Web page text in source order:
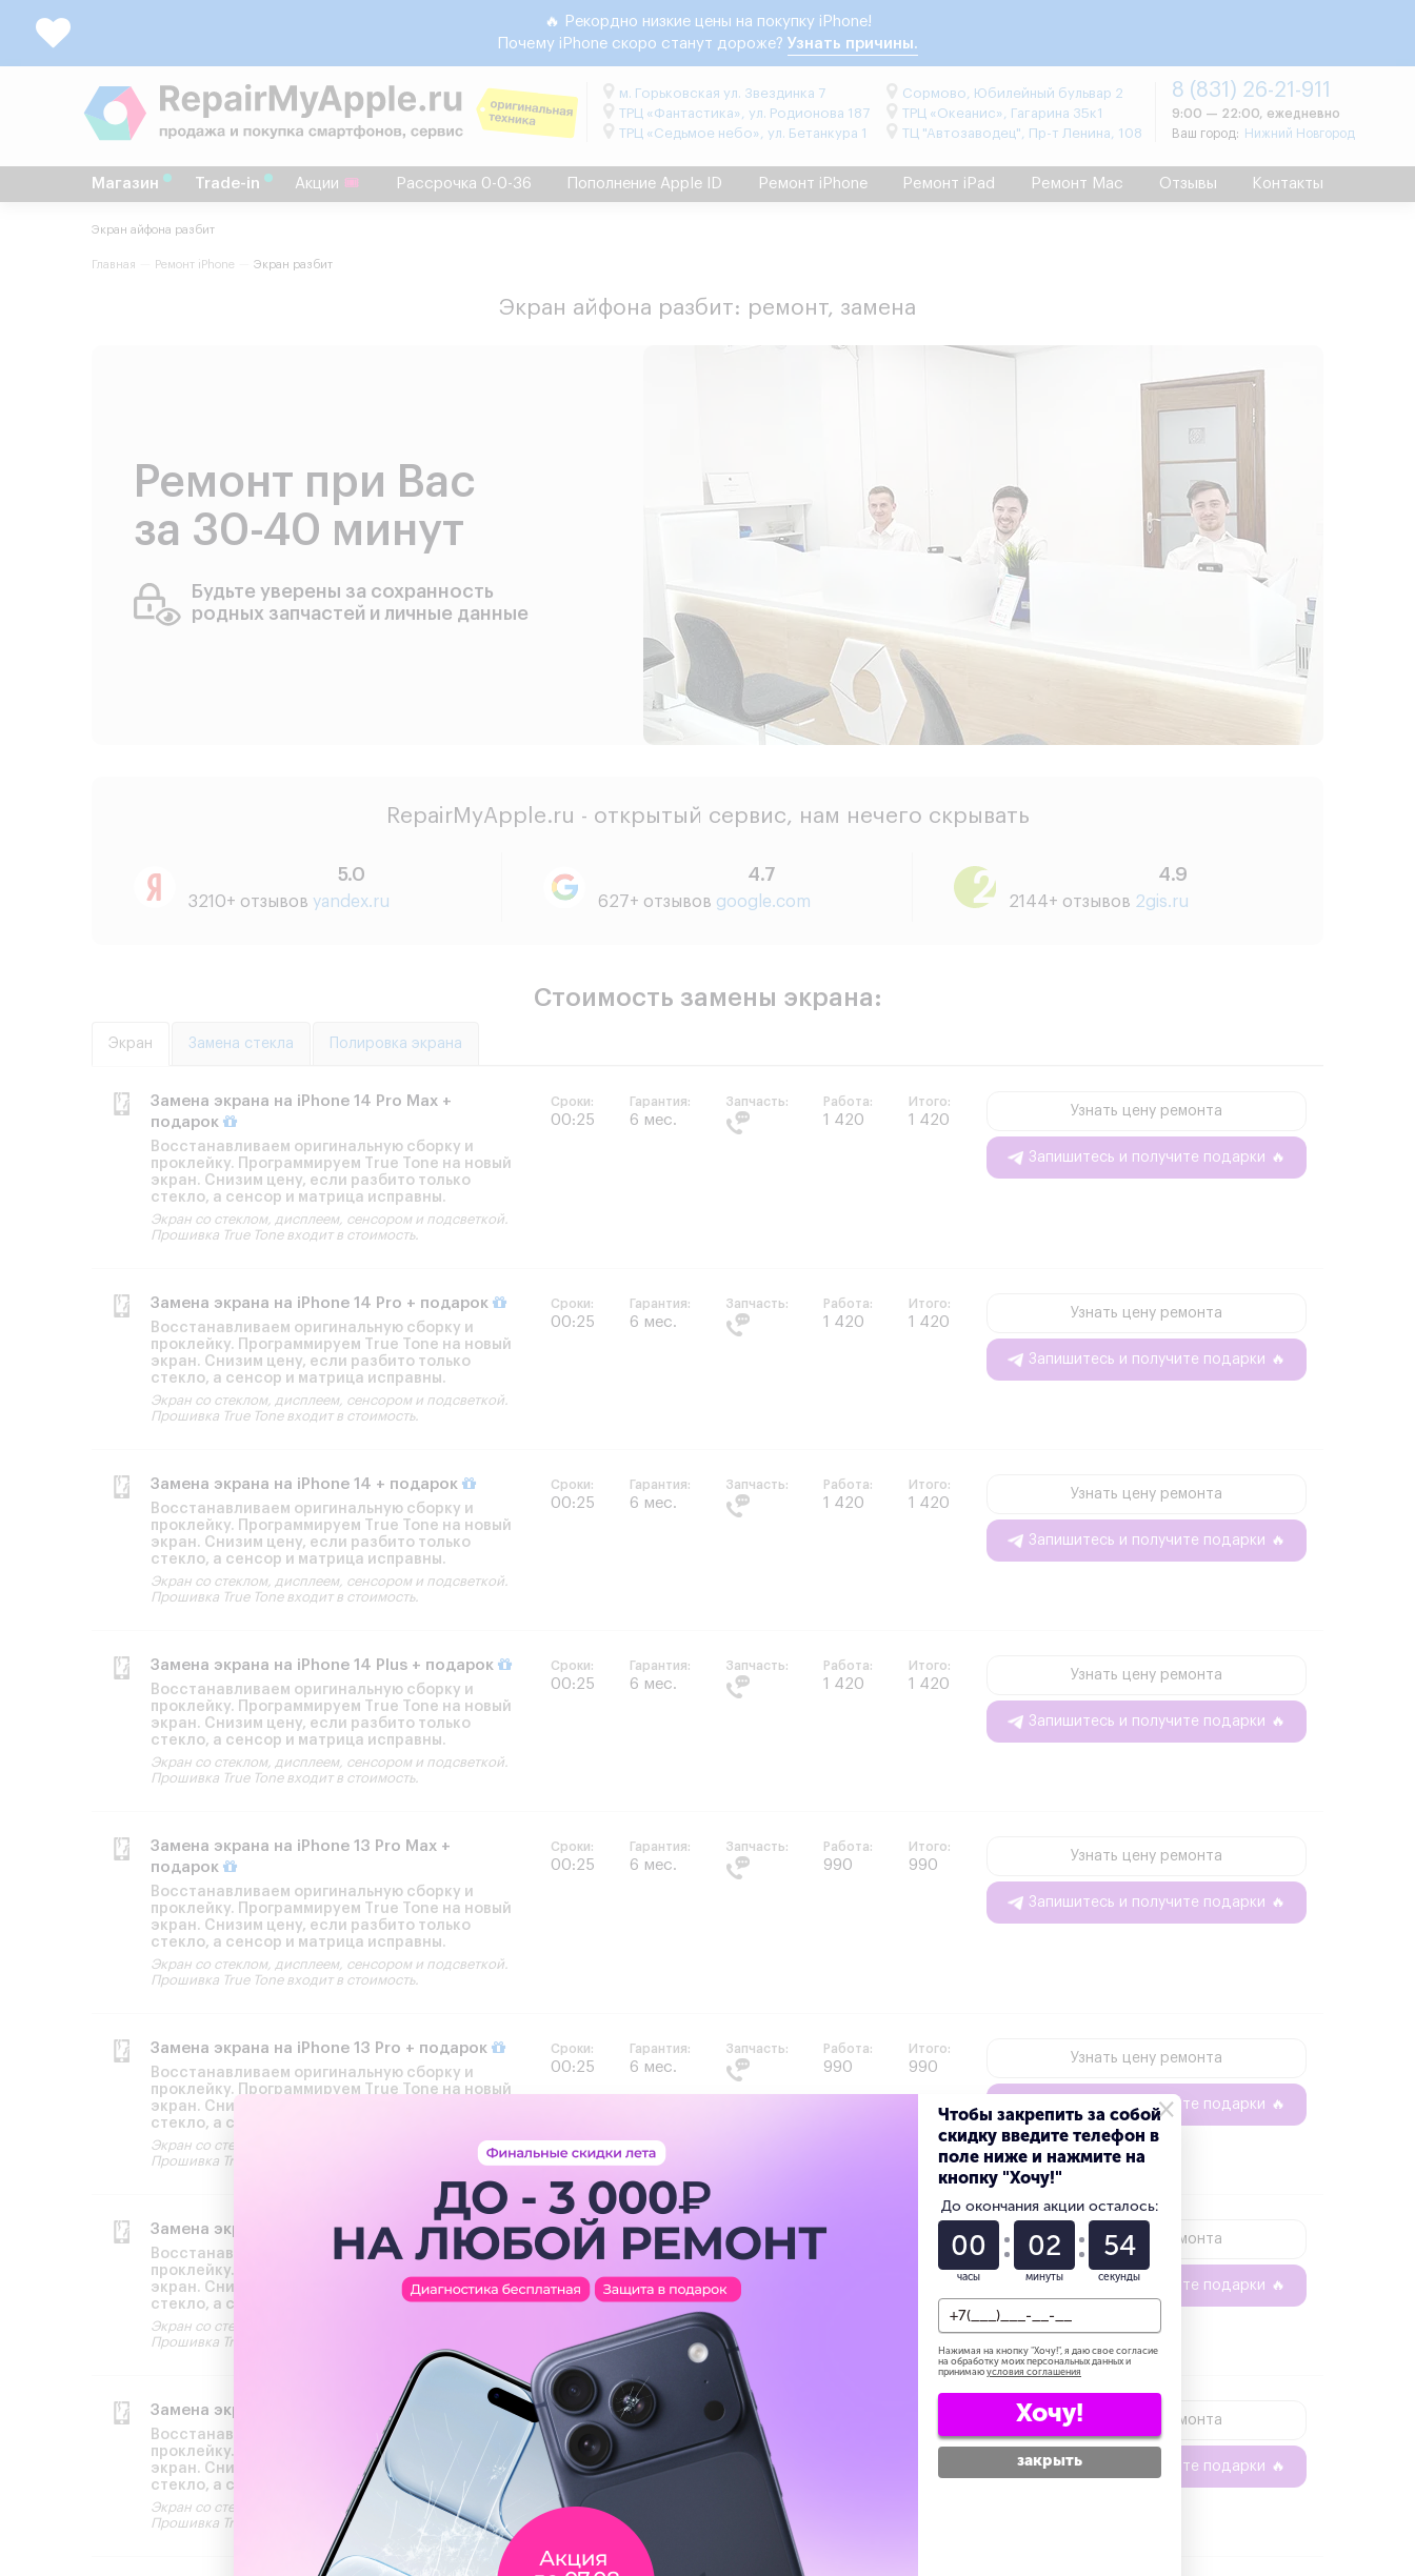
🔥 Рекордно низкие цены на покупку iPhone!
Почему iPhone скоро станут дороже? Узнать причины.
м. Горьковская ул. Звездинка 7
ТРЦ «Фантастика», ул. Родионова 187
ТРЦ «Седьмое небо», ул. Бетанкура 1
Сормово, Юбилейный бульвар 2
ТРЦ «Океанис», Гагарина 35к1
ТЦ "Автозаводец", Пр-т Ленина, 108
8 (831) 26-21-911
9:00 — 22:00, ежедневно
Ваш город:
Нижний Новгород
Магазин Trade-in Акции Рассрочка 0-0-36 Пополнение Apple ID Ремонт iPhone Ремонт iPad Ремонт Mac Отзывы Контакты
Экран айфона разбит
Главная Ремонт iPhone Экран разбит
Экран айфона разбит: ремонт, замена
Ремонт при Вас
за 30-40 минут
Будьте уверены за сохранность
родных запчастей и личные данные
RepairMyApple.ru - открытый сервис, нам нечего скрывать
5.0
3210+ отзывов yandex.ru
4.7
627+ отзывов google.com
4.9
2144+ отзывов 2gis.ru
Стоимость замены экрана:
Экран Замена стекла Полировка экрана
Замена экрана на iPhone 14 Pro Max +
подарок
Восстанавливаем оригинальную сборку и
проклейку. Программируем True Tone на новый
экран. Снизим цену, если разбито только
стекло, а сенсор и матрица исправны.
Экран со стеклом, дисплеем, сенсором и подсветкой.
Прошивка True Tone входит в стоимость.
Сроки:
00:25
Гарантия:
6 мес.
Запчасть: Работа:
1 420
Итого:
1 420
Узнать цену ремонта
Запишитесь и получите подарки 🔥
Замена экрана на iPhone 14 Pro + подарок
Восстанавливаем оригинальную сборку и
проклейку. Программируем True Tone на новый
экран. Снизим цену, если разбито только
стекло, а сенсор и матрица исправны.
Экран со стеклом, дисплеем, сенсором и подсветкой.
Прошивка True Tone входит в стоимость.
Сроки:
00:25
Гарантия:
6 мес.
Запчасть: Работа:
1 420
Итого:
1 420
Узнать цену ремонта
Запишитесь и получите подарки 🔥
Замена экрана на iPhone 14 + подарок
Восстанавливаем оригинальную сборку и
проклейку. Программируем True Tone на новый
экран. Снизим цену, если разбито только
стекло, а сенсор и матрица исправны.
Экран со стеклом, дисплеем, сенсором и подсветкой.
Прошивка True Tone входит в стоимость.
Сроки:
00:25
Гарантия:
6 мес.
Запчасть: Работа:
1 420
Итого:
1 420
Узнать цену ремонта
Запишитесь и получите подарки 🔥
Замена экрана на iPhone 14 Plus + подарок
Восстанавливаем оригинальную сборку и
проклейку. Программируем True Tone на новый
экран. Снизим цену, если разбито только
стекло, а сенсор и матрица исправны.
Экран со стеклом, дисплеем, сенсором и подсветкой.
Прошивка True Tone входит в стоимость.
Сроки:
00:25
Гарантия:
6 мес.
Запчасть: Работа:
1 420
Итого:
1 420
Узнать цену ремонта
Запишитесь и получите подарки 🔥
Замена экрана на iPhone 13 Pro Max +
подарок
Восстанавливаем оригинальную сборку и
проклейку. Программируем True Tone на новый
экран. Снизим цену, если разбито только
стекло, а сенсор и матрица исправны.
Экран со стеклом, дисплеем, сенсором и подсветкой.
Прошивка True Tone входит в стоимость.
Сроки:
00:25
Гарантия:
6 мес.
Запчасть: Работа:
990
Итого:
990
Узнать цену ремонта
Запишитесь и получите подарки 🔥
Замена экрана на iPhone 13 Pro + подарок
Восстанавливаем оригинальную сборку и
проклейку. Программируем True Tone на новый
экран. Снизим цену, если разбито только
стекло, а сенсор и матрица исправны.
Экран со стеклом, дисплеем, сенсором и подсветкой.
Прошивка True Tone входит в стоимость.
Сроки:
00:25
Гарантия:
6 мес.
Запчасть: Работа:
990
Итого:
990
Узнать цену ремонта
Запишитесь и получите подарки 🔥
Замена экрана на iPhone 13 + подарок
Восстанавливаем оригинальную сборку и
проклейку. Программируем True Tone на новый
экран. Снизим цену, если разбито только
стекло, а сенсор и матрица исправны.
Экран со стеклом, дисплеем, сенсором и подсветкой.
Прошивка True Tone входит в стоимость.
Сроки:
00:25
Гарантия:
6 мес.
Запчасть: Работа:
Узнать цену ремонта
Запишитесь и получите подарки 🔥
Замена экрана на iPhone 13 Mini + подарок
Восстанавливаем оригинальную сборку и
проклейку. Программируем True Tone на новый
экран. Снизим цену, если разбито только
стекло, а сенсор и матрица исправны.
Экран со стеклом, дисплеем, сенсором и подсветкой.
Прошивка True Tone входит в стоимость.
Сроки:
00:25
Гарантия:
6 мес.
Запчасть:
Узнать цену ремонта
Запишитесь и получите подарки 🔥
×
Чтобы закрепить за собой
скидку введите телефон в
поле ниже и нажмите на
кнопку "Хочу!"
До окончания акции осталось:
00
часы
02
минуты
53
секунды
Нажимая на кнопку "Хочу!", я даю свое согласие
на обработку моих персональных данных и
принимаю условия соглашения
Хочу!
закрыть